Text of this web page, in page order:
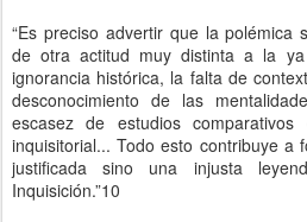
“Es preciso advertir que la polémica
de otra actitud muy distinta a la
ignorancia histórica, la falta de
desconocimiento de las
escasez de estudios
inquisitorial... Todo esto contribuye a
justificada sino una injusta
Inquisición.”10